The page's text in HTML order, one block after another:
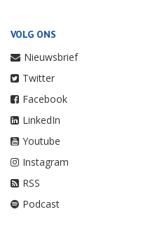
VOLG ONS
Nieuwsbrief
Twitter
Facebook
LinkedIn
Youtube
Instagram
RSS
Podcast